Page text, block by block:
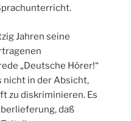
Jahren seine
„Deutsche Hörer!“
nicht in der Absicht,
zu diskriminieren. Es
daß